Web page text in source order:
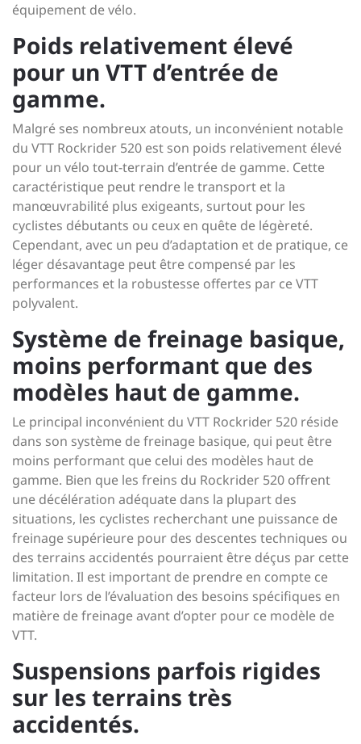
équipement de vélo.
Poids relativement élevé
pour un VTT d’entrée de
gamme.
Malgré ses nombreux atouts, un inconvénient notable
du VTT Rockrider 520 est son poids relativement élevé
pour un vélo tout-terrain d’entrée de gamme. Cette
caractéristique peut rendre le transport et la
manœuvrabilité plus exigeants, surtout pour les
cyclistes débutants ou ceux en quête de légèreté.
Cependant, avec un peu d’adaptation et de pratique, ce
léger désavantage peut être compensé par les
performances et la robustesse offertes par ce VTT
polyvalent.
Système de freinage basique,
moins performant que des
modèles haut de gamme.
Le principal inconvénient du VTT Rockrider 520 réside
dans son système de freinage basique, qui peut être
moins performant que celui des modèles haut de
gamme. Bien que les freins du Rockrider 520 offrent
une décélération adéquate dans la plupart des
situations, les cyclistes recherchant une puissance de
freinage supérieure pour des descentes techniques ou
des terrains accidentés pourraient être déçus par cette
limitation. Il est important de prendre en compte ce
facteur lors de l’évaluation des besoins spécifiques en
matière de freinage avant d’opter pour ce modèle de
VTT.
Suspensions parfois rigides
sur les terrains très
accidentés.